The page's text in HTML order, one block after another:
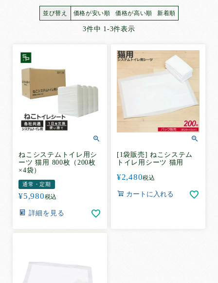
超薄型ペットシーツ
厚型炭入りペットシーツ
厚型しつけ用ペットシーツ
ねこシステムトイレ用シーツ
お散歩用エチケットパック
ワイド
スーパーワイド
ハーフ
で選ぶ
並び替え 価格が安い順 価格が高い順 新着順
3件中 1 -3件表示
ねこシステムトイレ用シ
ーツ 猫用 800枚（200枚
×4袋）
通常・定期
¥5,980税込
詳細を見る
[1袋販売] ねこシステム
トイレ用シーツ 猫用
¥2,480税込
カートに入れる